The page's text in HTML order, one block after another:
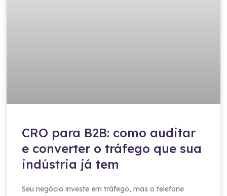
CRO para B2B: como auditar
e converter o tráfego que sua
indústria já tem
Seu negócio investe em tráfego, mas o telefone